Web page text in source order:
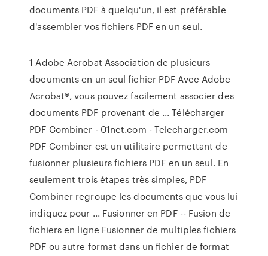
documents PDF à quelqu'un, il est préférable
d'assembler vos fichiers PDF en un seul.
1 Adobe Acrobat Association de plusieurs
documents en un seul ﬁchier PDF Avec Adobe
Acrobat®, vous pouvez facilement associer des
documents PDF provenant de ... Télécharger
PDF Combiner - 01net.com - Telecharger.com
PDF Combiner est un utilitaire permettant de
fusionner plusieurs fichiers PDF en un seul. En
seulement trois étapes très simples, PDF
Combiner regroupe les documents que vous lui
indiquez pour ... Fusionner en PDF -- Fusion de
fichiers en ligne Fusionner de multiples fichiers
PDF ou autre format dans un fichier de format